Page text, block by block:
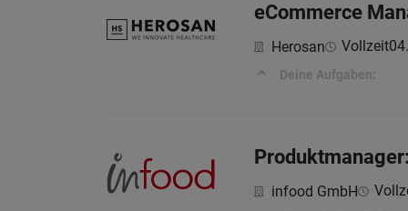
eCommerce
Herosan Vollzeit
Deine Aufgaben:
infood GmbH